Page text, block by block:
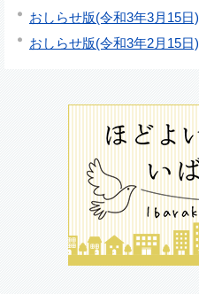
おしらせ版(令和3年3月15日)
おしらせ版(令和3年2月15日)